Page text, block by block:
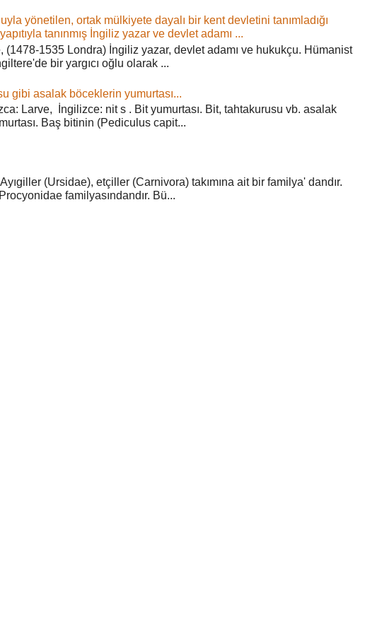
yönetilen, ortak mülkiyete dayalı bir kent devletini tanımladığı
tanınmış İngiliz yazar ve devlet adamı ...
(1478-1535 Londra) İngiliz yazar, devlet adamı ve hukukçu. Hümanist
bir yargıcı oğlu olarak ...
gibi asalak böceklerin yumurtası...
Larve, İngilizce: nit s . Bit yumurtası. Bit, tahtakurusu vb. asalak
Baş bitinin (Pediculus capit...
(Ursidae), etçiller (Carnivora) takımına ait bir familya' dandır.
familyasındandır. Bü...